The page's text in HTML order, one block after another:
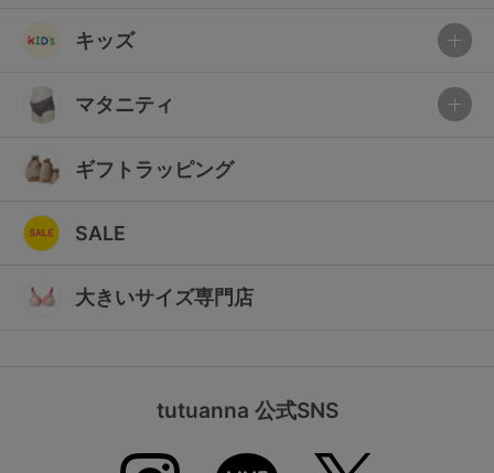
キッズ
マタニティ
ギフトラッピング
SALE
大きいサイズ専門店
tutuanna 公式SNS